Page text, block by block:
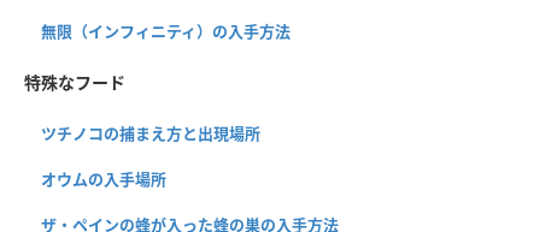
無限（インフィニティ）の入手方法
特殊なフード
ツチノコの捕まえ方と出現場所
オウムの入手場所
ザ・ペインの蜂が入った蜂の巣の入手方法